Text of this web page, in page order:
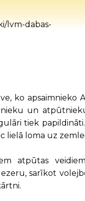
lvm-dabas-
ko apsaimnieko
un
tiek
lielā loma uz
atpūtas
sarīkot